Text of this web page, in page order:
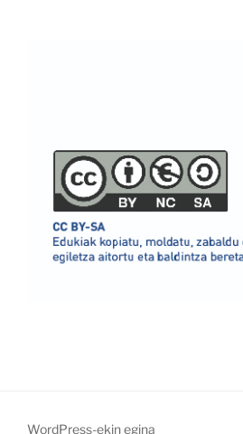
WordPress-ekin egina